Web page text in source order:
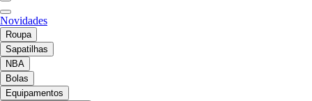
Novidades
Roupa
Sapatilhas
NBA
Bolas
Equipamentos